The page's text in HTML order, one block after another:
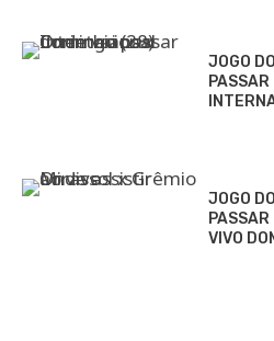
JOGO
JOGO
PASSAR
VIVO